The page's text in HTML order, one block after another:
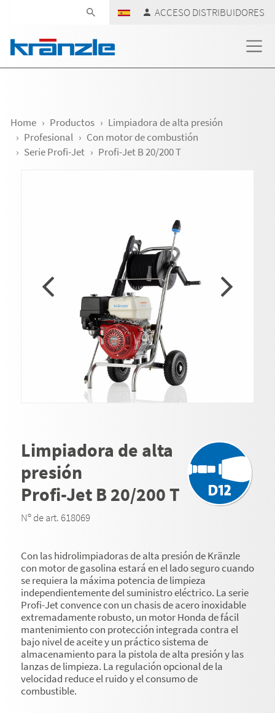
ACCESO DISTRIBUIDORES
Home Productos
Limpiadora de alta presión
Profesional
Con motor de combustión
Serie Profi-Jet
Profi-Jet B 20/200 T
Limpiadora de alta
presión
Profi-Jet B 20/200 T
Nº de art. 618069
Con las hidrolimpiadoras de alta presión de Kränzle
con motor de gasolina estará en el lado seguro cuando
se requiera la máxima potencia de limpieza
independientemente del suministro eléctrico. La serie
Profi-Jet convence con un chasis de acero inoxidable
extremadamente robusto, un motor Honda de fácil
mantenimiento con protección integrada contra el
bajo nivel de aceite y un práctico sistema de
almacenamiento para la pistola de alta presión y las
lanzas de limpieza. La regulación opcional de la
velocidad reduce el ruido y el consumo de
combustible.